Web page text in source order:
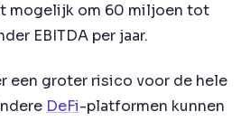
mogelijk om 60 miljoen tot
EBITDA per jaar.
een groter risico voor de hele
DeFi-platformen kunnen